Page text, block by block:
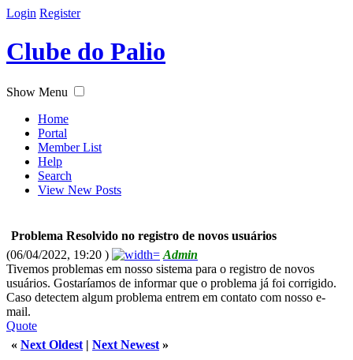
Login Register
Clube do Palio
Show Menu
Home
Portal
Member List
Help
Search
View New Posts
Problema Resolvido no registro de novos usuários
(06/04/2022, 19:20 )
Admin
Tivemos problemas em nosso sistema para o registro de novos
usuários. Gostaríamos de informar que o problema já foi corrigido.
Caso detectem algum problema entrem em contato com nosso e-
mail.
Quote
« Next Oldest | Next Newest »